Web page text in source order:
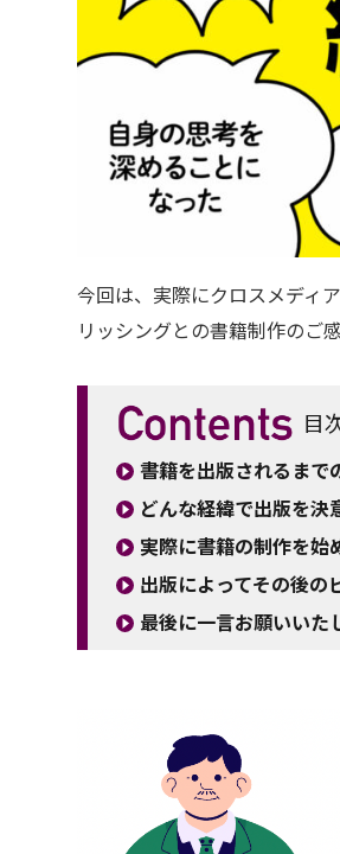
今回は、実際にクロスメディ
リッシングとの書籍制作のご
目
書籍を出版されるまで
どんな経緯で出版を決
実際に書籍の制作を始
出版によってその後の
最後に一言お願いいた